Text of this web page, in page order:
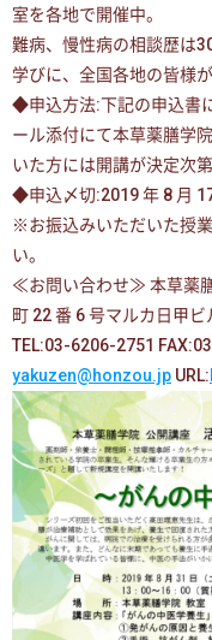
室を各地で開催中。
難病、慢性病の相談歴は
学びに、全国各地の皆様
◆申込方法:下記の申込書
ール添付にて本草薬膳学
いた方には開講が決定次
◆申込〆切:2019 年 8 月
※お振込みいただいた授
い。
≪お問い合わせ≫ 本草薬
町 22 番 6 号マルカ日甲ビ
TEL:03-6206-2751
yakuzen@honzou.jp URL: